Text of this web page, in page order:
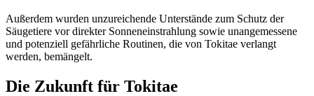
Außerdem wurden unzureichende Unterstände zum Schutz der
Säugetiere vor direkter Sonneneinstrahlung sowie unangemessene
und potenziell gefährliche Routinen, die von Tokitae verlangt
werden, bemängelt.
Die Zukunft für Tokitae